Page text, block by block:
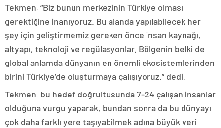
Tekmen, “Biz bunun merkezinin Türkiye olması
gerektiğine inanıyoruz. Bu alanda yapılabilecek her
şey için geliştirmemiz gereken önce insan kaynağı,
altyapı, teknoloji ve regülasyonlar. Bölgenin belki de
global anlamda dünyanın en önemli ekosistemlerinden
birini Türkiye’de oluşturmaya çalışıyoruz.” dedi.
Tekmen, bu hedef doğrultusunda 7-24 çalışan insanlar
olduğuna vurgu yaparak, bundan sonra da bu dünyayı
çok daha farklı yere taşıyabilmek adına büyük veri